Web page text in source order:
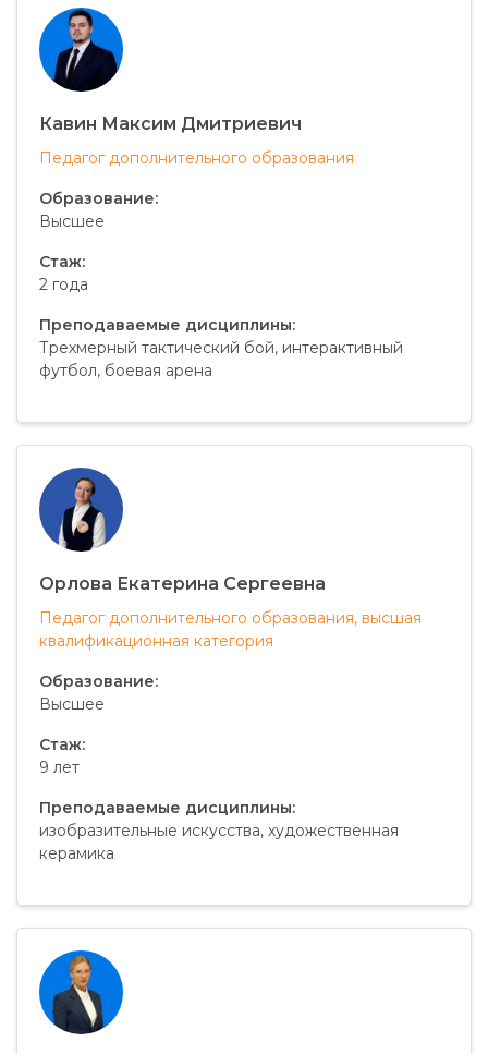
Кавин Максим Дмитриевич
Педагог дополнительного образования
Образование:
Высшее
Стаж:
2 года
Преподаваемые дисциплины:
Трехмерный тактический бой, интерактивный
футбол, боевая арена
Орлова Екатерина Сергеевна
Педагог дополнительного образования, высшая
квалификационная категория
Образование:
Высшее
Стаж:
9 лет
Преподаваемые дисциплины:
изобразительные искусства, художественная
керамика